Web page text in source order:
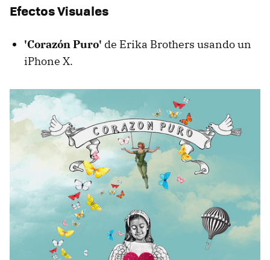
Efectos Visuales
'Corazón Puro' de Erika Brothers usando un
iPhone X.